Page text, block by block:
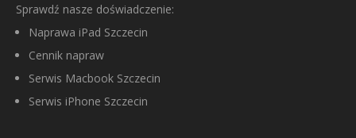
Sprawdź nasze doświadczenie:
Naprawa iPad Szczecin
Cennik napraw
Serwis Macbook Szczecin
Serwis iPhone Szczecin